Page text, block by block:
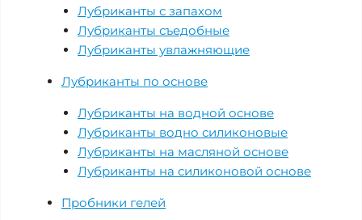
Лубриканты с запахом
Лубриканты съедобные
Лубриканты увлажняющие
Лубриканты по основе
Лубриканты на водной основе
Лубриканты водно силиконовые
Лубриканты на масляной основе
Лубриканты на силиконовой основе
Пробники гелей